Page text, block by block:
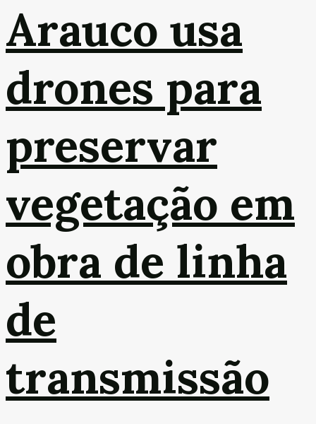
Arauco usa
drones para
preservar
vegetação em
obra de linha
de
transmissão